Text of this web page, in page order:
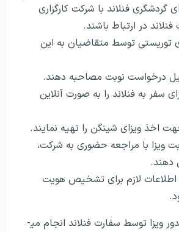
گردشگری فنلاند با شرکت کارگزاری
در ارتباط ­باشند.
توریستی توسط متقاضیان به‌ این
درخواست نوبت مصاحبه دهند.
سفر به فنلاند را به صورت آنلاین
اخذ ویزای شینگن را تهیه نمایند.
ویزا با مراجعه حضوری به شرکت،
دهند.
اطلاعات لازم برای تشخیص هویت
– بررسی مدارک و صدور ویزا توسط سفارت فنلاند انجام می­